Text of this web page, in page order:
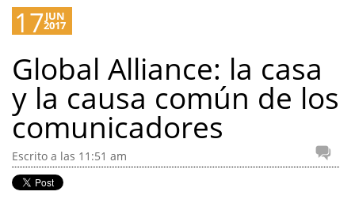
17JUN
2017
Global Alliance: la casa
y la causa común de los
comunicadores
Escrito a las 11:51 am